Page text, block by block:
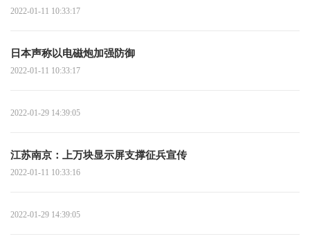
2022-01-11 10:33:17
日本声称以电磁炮加强防御
2022-01-11 10:33:17
2022-01-29 14:39:05
江苏南京：上万块显示屏支撑征兵宣传
2022-01-11 10:33:16
2022-01-29 14:39:05